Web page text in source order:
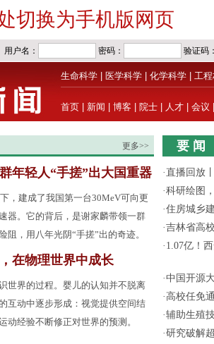
切换为手机版网页
生命科学 医学科学 化学科学 工
首页 新闻 博客 院士 人才 会议
更多>>
年轻人“手搓”出大国重器
，建成了我国第一台30MeV可向更
器。它的背后，是谢家麟带领一群
阻，用八年光阴“手搓”出的奇迹。
在物理世界中成长
世界的过程。婴儿的认知并不脱离
互动中逐步形成：视觉提供空间结
动经验不断修正对世界的预测。
要 闻
·直播回放
·科研绘图
·住房城乡
·吉林省高
· 1.07亿！
·中国开源
· 高校任免
·辅助生殖
·研究破解